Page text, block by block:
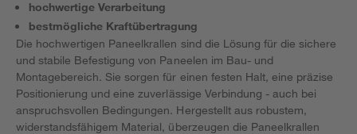
hochwertige Verarbeitung
bestmögliche Kraftübertragung
Die hochwertigen Paneelkrallen sind die Lösung für die sichere
und stabile Befestigung von Paneelen im Bau- und
Montagebereich. Sie sorgen für einen festen Halt, eine präzise
Positionierung und eine zuverlässige Verbindung - auch bei
anspruchsvollen Bedingungen. Hergestellt aus robustem,
widerstandsfähigem Material, überzeugen die Paneelkrallen